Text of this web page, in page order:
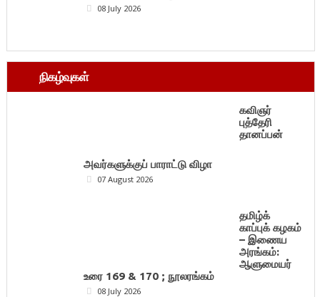
08 July 2026
நிகழ்வுகள்
கவிஞர்
புத்தேரி
தானப்பன்
அவர்களுக்குப் பாராட்டு விழா
07 August 2026
தமிழ்க்
காப்புக் கழகம்
– இணைய
அரங்கம்:
ஆளுமையர்
உரை 169 & 170 ; நூலரங்கம்
08 July 2026